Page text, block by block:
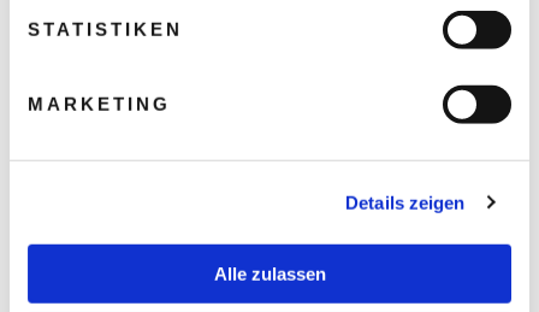
STATISTIKEN
MARKETING
Details zeigen
Alle zulassen